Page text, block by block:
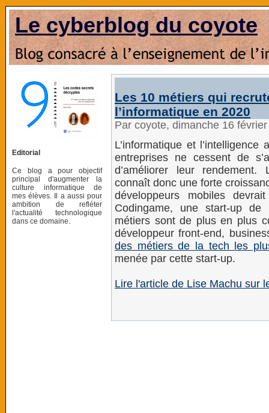
Le cyberblog du coyote
Editorial
Ce blog a pour objectif
principal d'augmenter la
culture informatique de
mes élèves. Il a aussi pour
ambition de refléter
l'actualité technologique
dans ce domaine.
Les 10 métiers qui
l’informatique en 2020
Par coyote, dimanche 16
L’informatique et
entreprises ne cessent de
d’améliorer leur rendement.
connaît donc une forte
développeurs mobiles
Codingame, une start-up de
métiers sont de plus en plus
développeur front-end,
des métiers de la tech les
menée par cette start-up.
Lire l'article de Lise Machu sur